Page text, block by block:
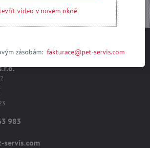
983
servis​.com
video v novém okně
zásobám:fakturace@pet-servis.com